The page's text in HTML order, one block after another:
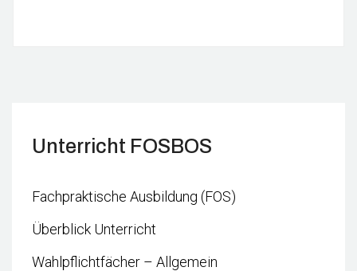
Unterricht FOSBOS
Fachpraktische Ausbildung (FOS)
Überblick Unterricht
Wahlpflichtfächer – Allgemein